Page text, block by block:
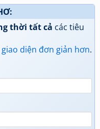
thời tất cả các tiêu
diện đơn giản hơn.